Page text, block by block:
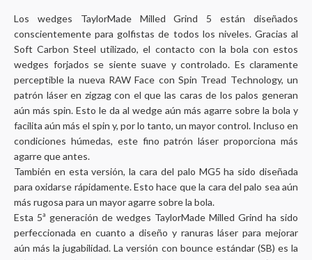
Los wedges TaylorMade Milled Grind 5 están diseñados
conscientemente para golfistas de todos los niveles. Gracias al
Soft Carbon Steel utilizado, el contacto con la bola con estos
wedges forjados se siente suave y controlado. Es claramente
perceptible la nueva RAW Face conSpin Tread Technology, un
patrón láser en zigzag con el que las caras de los palos generan
aún más spin. Esto le da al wedge aún más agarre sobre la bola y
facilita aún más el spin y, por lo tanto, un mayor control. Incluso en
condiciones húmedas, este fino patrón láser proporciona más
agarre que antes.
También en esta versión, la cara del palo MG5 ha sido diseñada
para oxidarse rápidamente. Esto hace que la cara del palo sea aún
más rugosa para un mayor agarre sobre la bola.
Esta 5ª generación de wedges TaylorMade Milled Grind ha sido
perfeccionada en cuanto a diseño y ranuras láser para mejorar
aún más la jugabilidad. La versión con bounce estándar (SB) es la